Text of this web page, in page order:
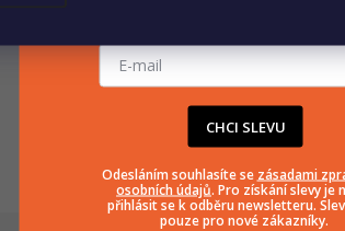
info@huka.cz
+420777799661
CHCI SLEVU
Odesláním souhlasíte se zásadami
osobních údajů. Pro získání slevy je
přihlásit se k odběru newsletteru.
pouze pro nové zákazníky.